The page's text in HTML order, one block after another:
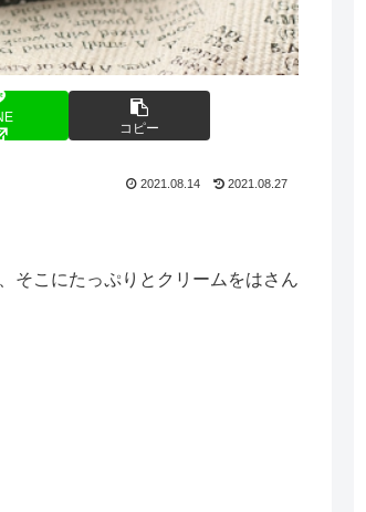
コピー
2021.08.14 2021.08.27
そこにたっぷりとクリームをはさん